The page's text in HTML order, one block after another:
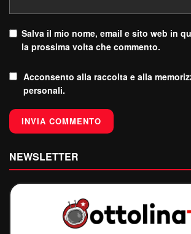
Salva il mio nome, email e sito web in
la prossima volta che commento.
Acconsento alla raccolta e alla
personali.
NEWSLETTER